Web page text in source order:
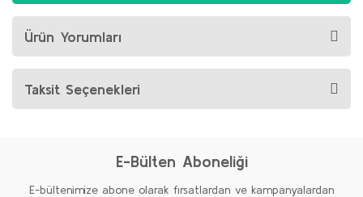
Ürün Yorumları
Taksit Seçenekleri
E-Bülten Aboneliği
E-bültenimize abone olarak fırsatlardan ve kampanyalardan